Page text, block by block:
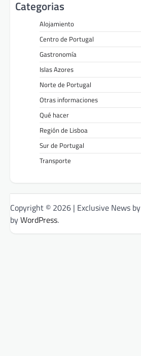
Categorias
Alojamiento
Centro de Portugal
Gastronomía
Islas Azores
Norte de Portugal
Otras informaciones
Qué hacer
Región de Lisboa
Sur de Portugal
Transporte
Copyright © 2026 | Exclusive News by
byWordPress.